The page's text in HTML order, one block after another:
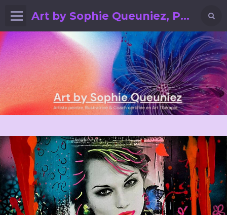
Art by Sophie Queuniez, Peintre, Illustratrice, CZT & Art Coach